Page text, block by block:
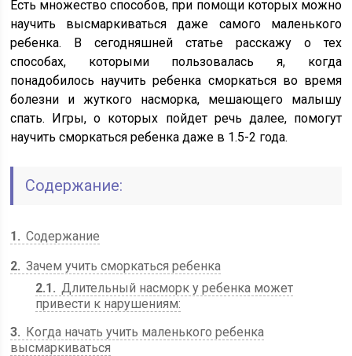
Есть множество способов, при помощи которых можно
научить высмаркиваться даже самого маленького
ребенка. В сегодняшней статье расскажу о тех
способах, которыми пользовалась я, когда
понадобилось научить ребенка сморкаться во время
болезни и жуткого насморка, мешающего малышу
спать. Игры, о которых пойдет речь далее, помогут
научить сморкаться ребенка даже в 1.5-2 года.
Содержание:
1
Содержание
2 Зачем учить сморкаться ребенка
2.1
Длительный насморк у ребенка может
привести к нарушениям:
3
Когда начать учить маленького ребенка
высмаркиваться